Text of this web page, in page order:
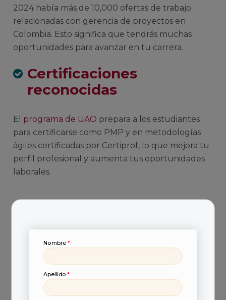
2024 había más de 10,000 ofertas de trabajo
relacionadas con gerencia de proyectos en
Colombia. Esto significa que tendrás muchas
oportunidades para avanzar en tu carrera.
Certificaciones
reconocidas
El programa de UAO prepara a los estudiantes
para certificarse como PMP y en metodologías
ágiles certificadas por Certiprof, lo que mejora tu
perfil profesional y aumenta tus oportunidades
laborales.
¿Cómo prepararte
para alcanzar este
sueldo?
La competitividad del mercado laboral exige
Nombre *
Apellido *